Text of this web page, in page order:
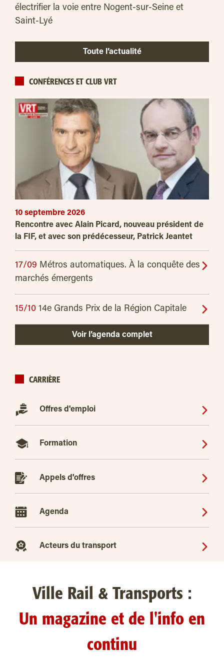
électrifier la voie entre Nogent-sur-Seine et
Saint-Lyé
Toute l’actualité
CONFÉRENCES ET CLUB VRT
10 septembre 2026
Rencontre avec Alain Picard, nouveau président de
la FIF, et avec son prédécesseur, Patrick Jeantet
17/09 Métros automatiques. À la conquête des
marchés émergents
15/10 14e Grands Prix de la Région Capitale
Voir l’agenda complet
CARRIÈRE
Offres d'emploi
Formation
Appels d'offres
Agenda
Acteurs du transport
Ville Rail & Transports :
Un magazine et de l'info en
continu